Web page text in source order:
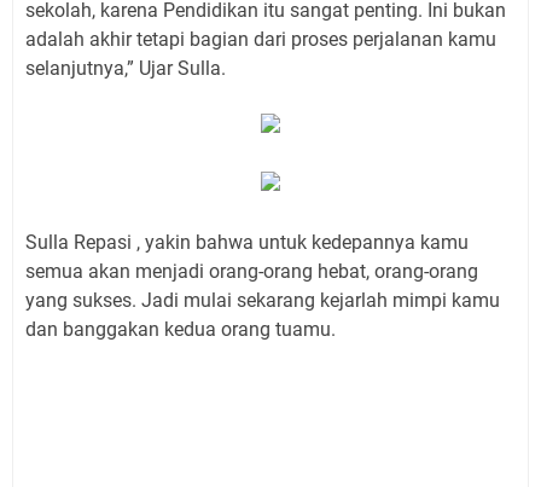
sekolah, karena Pendidikan itu sangat penting. Ini bukan
adalah akhir tetapi bagian dari proses perjalanan kamu
selanjutnya,” Ujar Sulla.
Sulla Repasi , yakin bahwa untuk kedepannya kamu
semua akan menjadi orang-orang hebat, orang-orang
yang sukses. Jadi mulai sekarang kejarlah mimpi kamu
dan banggakan kedua orang tuamu.